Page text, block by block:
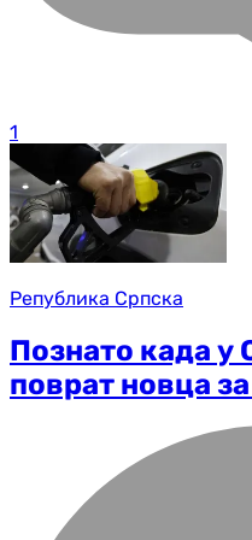
1
Република Српска
Познато када у
поврат новца